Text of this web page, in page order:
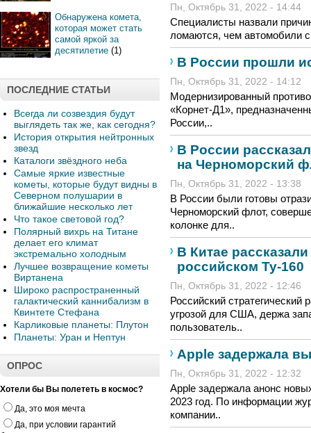
Обнаружена комета,
которая может стать
самой яркой за
десятилетие (1)
ПОСЛЕДНИЕ СТАТЬИ
Всегда ли созвездия будут
выглядеть так же, как сегодня?
История открытия нейтронных
звезд
Каталоги звёздного неба
Самые яркие известные
кометы, которые будут видны в
Северном полушарии в
ближайшие несколько лет
Что такое световой год?
Полярный вихрь на Титане
делает его климат
экстремально холодным
Лучшее возвращение кометы
Виртанена
Широко распространенный
галактический каннибализм в
Квинтете Стефана
Карликовые планеты: Плутон
Планеты: Уран и Нептун
ОПРОС
Хотели бы Вы полететь в космос?
Да, это моя мечта
Да, при условии гарантий
Пн, Октябрь 31, 2022 - 14:44
Специалисты назвали
ломаются, чем автомобили
В России прошли
Пн, Октябрь 31, 2022 - 14:12
Модернизированный
«Корнет-Д1»,
России,..
В России
на Черноморский
Пн, Октябрь 31, 2022 - 13:38
В России были готовы
Черноморский флот,
колонке для..
В Китае
российском Ту-160
Пн, Октябрь 31, 2022 - 12:46
Российский стратегический
угрозой для США, держа
пользователь..
Apple задержала
Пн, Октябрь 31, 2022 - 12:32
Apple задержала анонс
2023 год. По информации
компании..